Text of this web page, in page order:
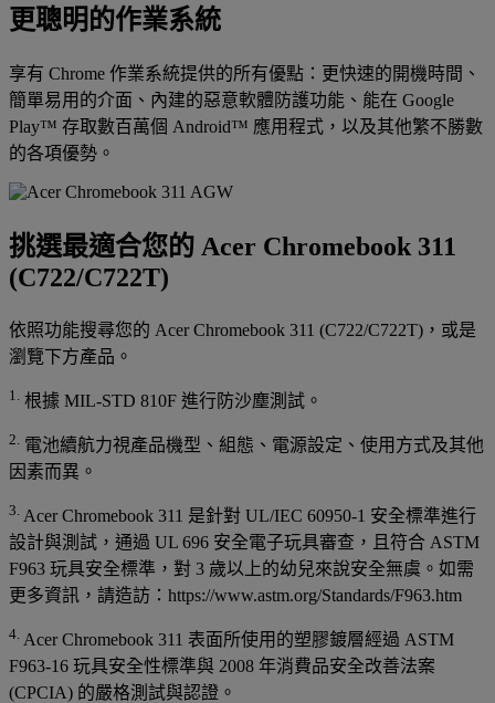
更聰明的作業系統
享有 Chrome 作業系統提供的所有優點：更快速的開機時間、
簡單易用的介面、內建的惡意軟體防護功能、能在 Google
Play™ 存取數百萬個 Android™ 應用程式，以及其他繁不勝數
的各項優勢。
挑選最適合您的 Acer Chromebook 311
(C722/C722T)
依照功能搜尋您的 Acer Chromebook 311 (C722/C722T)，或是
瀏覽下方產品。
1. 根據 MIL-STD 810F 進行防沙塵測試。
2. 電池續航力視產品機型、組態、電源設定、使用方式及其他
因素而異。
3. Acer Chromebook 311 是針對 UL/IEC 60950-1 安全標準進行
設計與測試，通過 UL 696 安全電子玩具審查，且符合 ASTM
F963 玩具安全標準，對 3 歲以上的幼兒來說安全無虞。如需
更多資訊，請造訪：https://www.astm.org/Standards/F963.htm
4. Acer Chromebook 311 表面所使用的塑膠鍍層經過 ASTM
F963-16 玩具安全性標準與 2008 年消費品安全改善法案
(CPCIA) 的嚴格測試與認證。